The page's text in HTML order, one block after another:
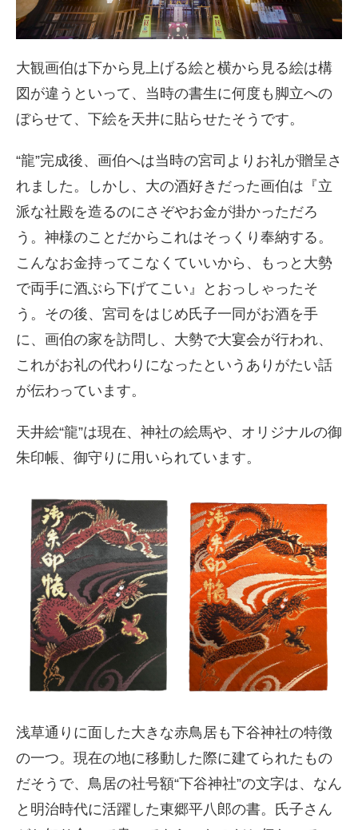
大観画伯は下から見上げる絵と横から見る絵は構
図が違うといって、当時の書生に何度も脚立への
ぼらせて、下絵を天井に貼らせたそうです。
“龍”完成後、画伯へは当時の宮司よりお礼が贈呈さ
れました。しかし、大の酒好きだった画伯は『立
派な社殿を造るのにさぞやお金が掛かっただろ
う。神様のことだからこれはそっくり奉納する。
こんなお金持ってこなくていいから、もっと大勢
で両手に酒ぶら下げてこい』とおっしゃったそ
う。その後、宮司をはじめ氏子一同がお酒を手
に、画伯の家を訪問し、大勢で大宴会が行われ、
これがお礼の代わりになったというありがたい話
が伝わっています。
天井絵“龍”は現在、神社の絵馬や、オリジナルの御
朱印帳、御守りに用いられています。
浅草通りに面した大きな赤鳥居も下谷神社の特徴
の一つ。現在の地に移動した際に建てられたもの
だそうで、鳥居の社号額“下谷神社”の文字は、なん
と明治時代に活躍した東郷平八郎の書。氏子さん